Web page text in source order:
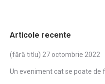
Articole recente
(fără titlu) 27 octombrie 2022
Un eveniment cat se poate de